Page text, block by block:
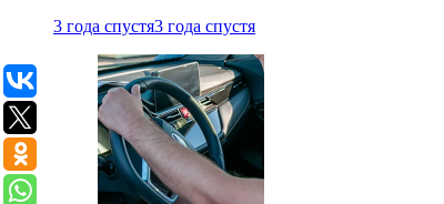
3 года спустя3 года спустя